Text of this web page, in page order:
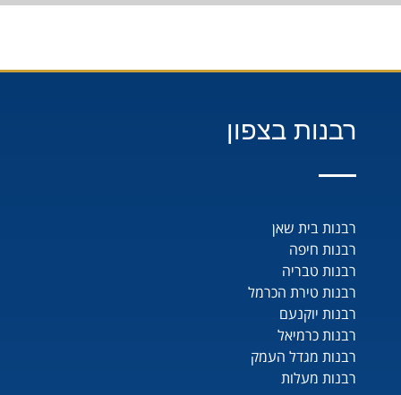
רבנות בצפון
רבנות בית שאן
רבנות חיפה
רבנות טבריה
רבנות טירת הכרמל
רבנות יוקנעם
רבנות כרמיאל
רבנות מגדל העמק
רבנות מעלות